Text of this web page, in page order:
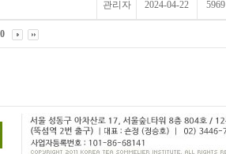
관리자 2024-04-22 5969